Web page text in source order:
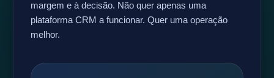
margem e à decisão. Não quer apenas uma
plataforma CRM a funcionar. Quer uma operação
melhor.